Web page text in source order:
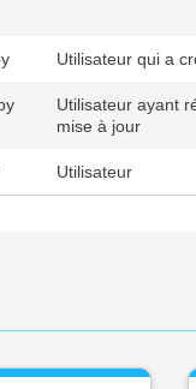
Utilisateur qui a
Utilisateur ayant
mise à jour
Utilisateur